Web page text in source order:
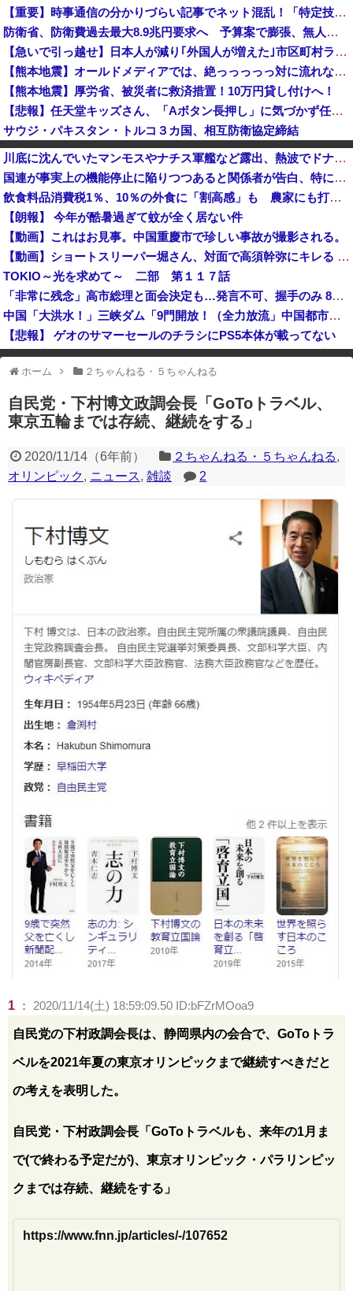
【重要】時事通信の分かりづらい記事でネット混乱！「特定技能2号に5年枠登場」を移民拡大と勘違いし反対パブコメが殺到 ※実際は3年で永住申請できた...
防衛省、防衛費過去最大8.9兆円要求へ 予算案で膨張、無人機・AI導入
【急いで引っ越せ】日本人が減り｢外国人が増えた｣市区町村ランキングｷﾀ━━!
【熊本地震】オールドメディアでは、絶っっっっっ対に流れない動画
【熊本地震】厚労省、被災者に救済措置！10万円貸し付けへ！
【悲報】任天堂キッズさん、「Aボタン長押し」に気づかず任天堂に修正させてしまう
サウジ・パキスタン・トルコ３カ国、相互防衛協定締結
【速報】韓国サッカー協会、W杯・五輪予選で外国審判員や監督官を性接待！！！！
中国の海警局と海軍の船が衝突2人死亡 南シナ海でフィリピン船を追跡中、公表までに1年
川底に沈んでいたマンモスやナチス軍艦など露出、熱波でドナウ川が歴史的渇水！
国連が事実上の機能停止に陥りつつあると関係者が告白、特に役に立たないくせに高給だけ毟り取った結果……
飲食料品消費税1％、10％の外食に「割高感」も 農家にも打撃の恐れ 政府、対策を検討
【朗報】 今年が酷暑過ぎて蚊が全く居ない件
【動画】これはお見事。中国重慶市で珍しい事故が撮影される。
【動画】ショートスリーパー堀さん、対面で高須幹弥にキレる ← 睡眠は大事だと話題
TOKIO～光を求めて～ 二部 第１１７話
「非常に残念」高市総理と面会決定も…発言不可、握手のみ 8月9日長崎の被爆体験者「何のために」
中国「大洪水！」三峡ダム「9門開放！（全力放流」中国都市「三峡沿線の道路水没」中国政府「高速道路封鎖！」中国ダム「緊急放流に合わせて開門（土砂崩れ発生」→
【悲報】 ゲオのサマーセールのチラシにPS5本体が載ってない
【BBC】 AI使い全く新しいウイルス16種類の全遺伝情報設計に初成功
一部のコンテンツが表示されなくなったり、サイト全体のレイアウトが崩れ
たりする場合があります。
ホーム ２ちゃんねる・５ちゃんねる
自民党・下村博文政調会長「GoToトラベル、
東京五輪までは存続、継続をする」
2020/11/14（6年前） ２ちゃんねる・５ちゃんねる,
オリンピック, ニュース, 雑談 2
1 ： 2020/11/14(土) 18:59:09.50 ID:bFZrMOoa9
自民党の下村政調会長は、静岡県内の会合で、GoToトラ
ベルを2021年夏の東京オリンピックまで継続すべきだと
の考えを表明した。
自民党・下村政調会長「GoToトラベルも、来年の1月ま
で(で終わる予定だが)、東京オリンピック・パラリンピッ
クまでは存続、継続をする」
https://www.fnn.jp/articles/-/107652